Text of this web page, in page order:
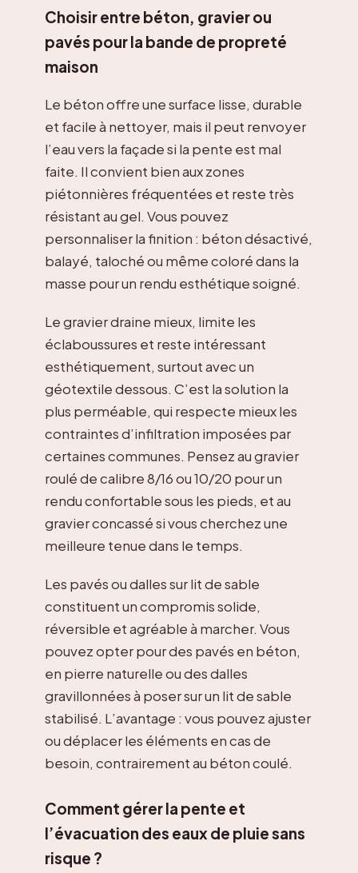
Choisir entre béton, gravier ou
pavés pour la bande de propreté
maison
Le béton offre une surface lisse, durable
et facile à nettoyer, mais il peut renvoyer
l’eau vers la façade si la pente est mal
faite. Il convient bien aux zones
piétonnières fréquentées et reste très
résistant au gel. Vous pouvez
personnaliser la finition : béton désactivé,
balayé, taloché ou même coloré dans la
masse pour un rendu esthétique soigné.
Le gravier draine mieux, limite les
éclaboussures et reste intéressant
esthétiquement, surtout avec un
géotextile dessous. C’est la solution la
plus perméable, qui respecte mieux les
contraintes d’infiltration imposées par
certaines communes. Pensez au gravier
roulé de calibre 8/16 ou 10/20 pour un
rendu confortable sous les pieds, et au
gravier concassé si vous cherchez une
meilleure tenue dans le temps.
Les pavés ou dalles sur lit de sable
constituent un compromis solide,
réversible et agréable à marcher. Vous
pouvez opter pour des pavés en béton,
en pierre naturelle ou des dalles
gravillonnées à poser sur un lit de sable
stabilisé. L’avantage : vous pouvez ajuster
ou déplacer les éléments en cas de
besoin, contrairement au béton coulé.
Comment gérer la pente et
l’évacuation des eaux de pluie sans
risque ?